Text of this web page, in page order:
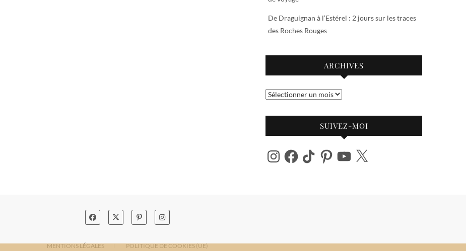
De Draguignan à l’Estérel : 2 jours sur les traces
des Roches Rouges
ARCHIVES
Archives
SUIVEZ-MOI
InstagramFacebook
TikTok PinterestYouTube
X
MENTIONS LÉGALES POLITIQUE DE COOKIES (UE)